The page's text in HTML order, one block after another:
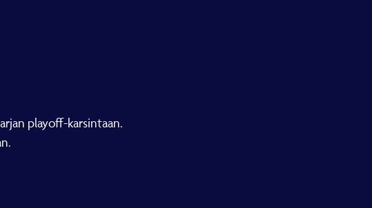
playoff-karsintaan.